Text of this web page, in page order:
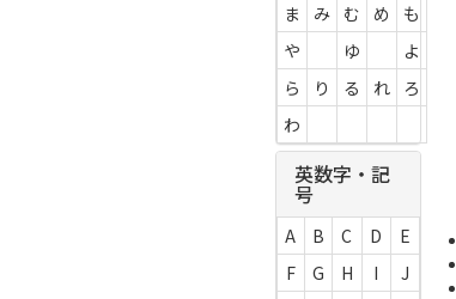
ま
み む め
も
や
ゆ
よ
ら
り る れ
ろ
わ
英数字・記
号
A B C D
E
F
G H I
J